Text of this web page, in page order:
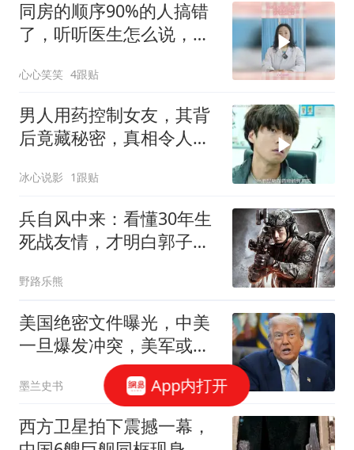
同房的顺序90%的人搞错
了，听听医生怎么说，这
心心笑笑 4跟贴
男人用药控制女友，其背
后竟藏秘密，真相令人深
冰心说影 1跟贴
兵自风中来：看懂30年生
死战友情，才明白郭子剑
野路乐熊
美国绝密文件曝光，中美
一旦爆发冲突，美军或动
用战术级核武器？
墨兰史书
西方卫星拍下震撼一幕，
App内打开